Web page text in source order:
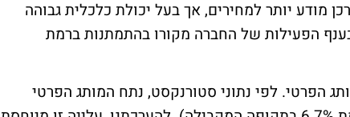
מודע יותר למחירים, אך בעל יכולת כלכלית גבוהה
הפעילות של החברה מקורו בהתמתנות ברמת
הפרטי. לפי נתוני סטורנקסט, נתח המותג הפרטי